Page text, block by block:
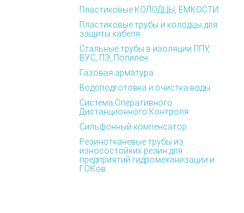
Пластиковые КОЛОДЦЫ, ЕМКОСТИ
Пластиковые трубы и колодцы для
защиты кабеля
Стальные трубы в изоляции ППУ,
ВУС, ПЭ, Полилен
Газовая арматура
Водоподготовка и очистка воды
Система Оперативного
Дистанционного Контроля
Сильфонный компенсатор
Резинотканевые трубы из
износостойких резин для
предприятий гидромеханизации и
ГОКов